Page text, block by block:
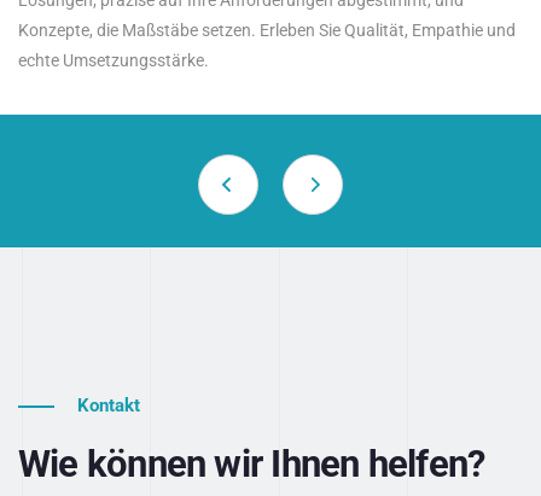
Konzepte, die Maßstäbe setzen. Erleben Sie Qualität, Empathie und
echte Umsetzungsstärke.
Kontakt
Wie können wir Ihnen helfen?